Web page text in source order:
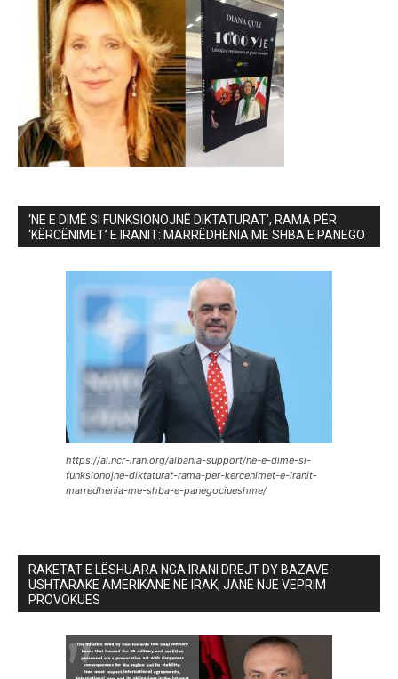
‘NE E DIMË SI FUNKSIONOJNË DIKTATURAT’, RAMA PËR
‘KËRCËNIMET’ E IRANIT: MARRËDHËNIA ME SHBA E PANEGO
https://al.ncr-iran.org/albania-support/ne-e-dime-si-
funksionojne-diktaturat-rama-per-kercenimet-e-iranit-
marredhenia-me-shba-e-panegociueshme/
RAKETAT E LËSHUARA NGA IRANI DREJT DY BAZAVE
USHTARAKË AMERIKANË NË IRAK, JANË NJË VEPRIM
PROVOKUES